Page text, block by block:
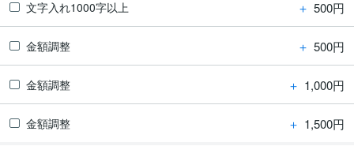
文字入れ1000字以上 ＋ 500円
金額調整 ＋ 500円
金額調整 ＋ 1,000円
金額調整 ＋ 1,500円